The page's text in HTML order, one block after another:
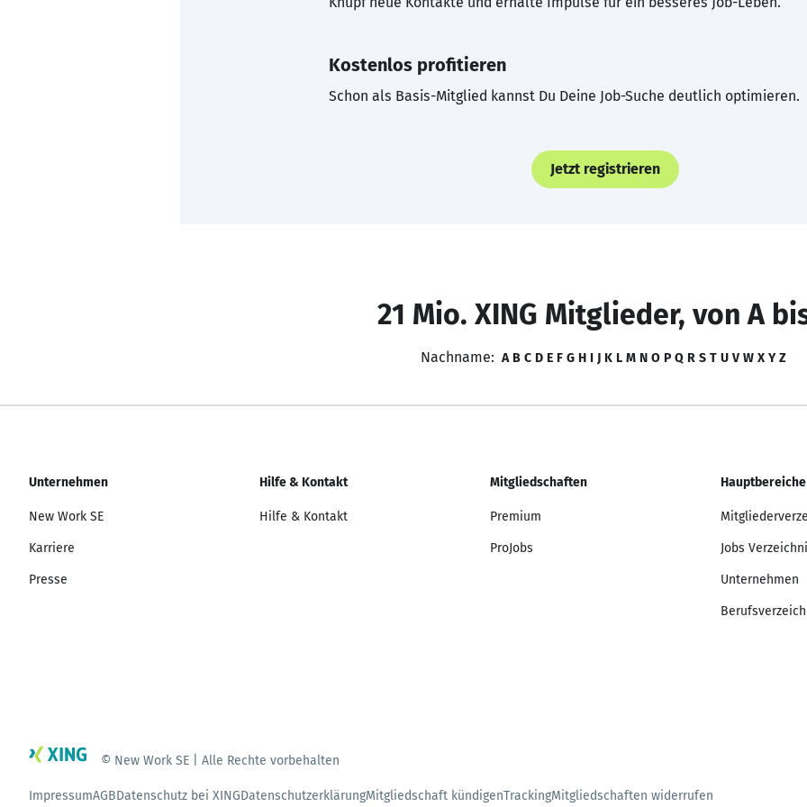
Kostenlos profitieren
Schon als Basis-Mitglied kannst Du Deine Job-Suche deutlich optimieren.
Jetzt registrieren
21 Mio. XING Mitglieder, von A
Nachname: A B C D E F G H I J K L M N O P Q R S T U V W X Y Z
Unternehmen
New Work SE
Karriere
Presse
Hilfe & Kontakt
Hilfe & Kontakt
Mitgliedschaften
Premium
ProJobs
Hauptbereiche
Jobs
Unternehmen
© New Work SE | Alle Rechte vorbehalten
ImpressumAGBDatenschutz bei XINGDatenschutzerklärungMitgliedschaft kündigenTrackingMitgliedschaften widerrufen